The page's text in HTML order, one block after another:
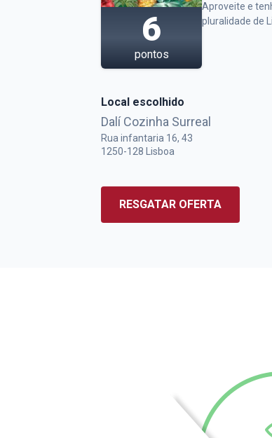
6
pontos
Aproveite e
pluralidade de
Local escolhido
Dalí Cozinha Surreal
Rua infantaria 16, 43
1250-128
Lisboa
RESGATAR OFERTA